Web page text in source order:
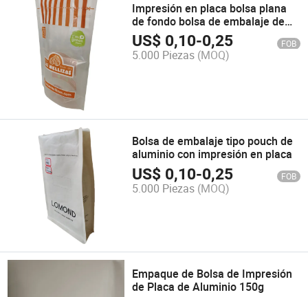
Impresión en placa bolsa plana
de fondo bolsa de embalaje de
alimentos
US$ 0,10-0,25 FOB
5.000 Piezas (MOQ)
Bolsa de embalaje tipo pouch de
aluminio con impresión en placa
US$ 0,10-0,25 FOB
5.000 Piezas (MOQ)
Empaque de Bolsa de Impresión
de Placa de Aluminio 150g